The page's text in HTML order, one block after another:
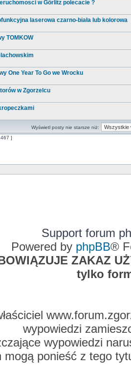
w Görlitz polecacie ?
laserowa czarno-biała lub kolorowa
TOMKOW
One Year To Go we Wrocku
w Zgorzelcu
Wyświetl posty nie starsze niż:
]
Support forum
Powered by phpBB®
ZAKAZ
tylko
wypowiedzi
wypowiedzi
mogą ponieść z tego